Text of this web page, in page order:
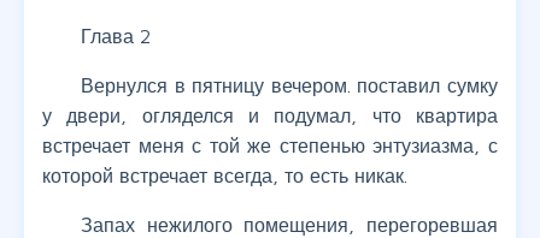
Глава 2
Вернулся в пятницу вечером. поставил сумку
у двери, огляделся и подумал, что квартира
встречает меня с той же степенью энтузиазма, с
которой встречает всегда, то есть никак.
Запах нежилого помещения, перегоревшая